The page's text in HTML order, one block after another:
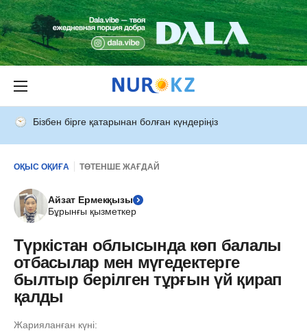
Бізбен бірге қатарынан болған күндеріңіз
ОҚЫС ОҚИҒА ТӨТЕНШЕ ЖАҒДАЙ
Айзат Ермекқызы
Бұрынғы қызметкер
Түркістан облысында көп балалы
отбасылар мен мүгедектерге
былтыр берілген тұрғын үй қирап
қалды
Жарияланған күні: